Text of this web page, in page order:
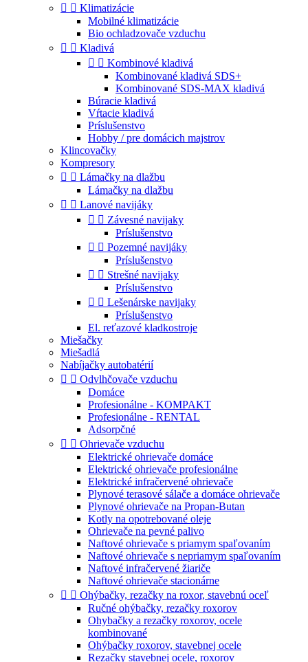
  Klimatizácie
Mobilné klimatizácie
Bio ochladzovače vzduchu
  Kladivá
  Kombinové kladivá
Kombinované kladivá SDS+
Kombinované SDS-MAX kladivá
Búracie kladivá
Vŕtacie kladivá
Príslušenstvo
Hobby / pre domácich majstrov
Klincovačky
Kompresory
  Lámačky na dlažbu
Lámačky na dlažbu
  Lanové navijáky
  Závesné navijaky
Príslušenstvo
  Pozemné navijáky
Príslušenstvo
  Strešné navijaky
Príslušenstvo
  Lešenárske navijaky
Príslušenstvo
El. reťazové kladkostroje
Miešačky
Miešadlá
Nabíjačky autobatérií
  Odvlhčovače vzduchu
Domáce
Profesionálne - KOMPAKT
Profesionálne - RENTAL
Adsorpčné
  Ohrievače vzduchu
Elektrické ohrievače domáce
Elektrické ohrievače profesionálne
Elektrické infračervené ohrievače
Plynové terasové sálače a domáce ohrievače
Plynové ohrievače na Propan-Butan
Kotly na opotrebované oleje
Ohrievače na pevné palivo
Naftové ohrievače s priamym spaľovaním
Naftové ohrievače s nepriamym spaľovaním
Naftové infračervené žiariče
Naftové ohrievače stacionárne
  Ohýbačky, rezačky na roxor, stavebnú oceľ
Ručné ohýbačky, rezačky roxorov
Ohybačky a rezačky roxorov, ocele
kombinované
Ohýbačky roxorov, stavebnej ocele
Rezačky stavebnej ocele, roxorov